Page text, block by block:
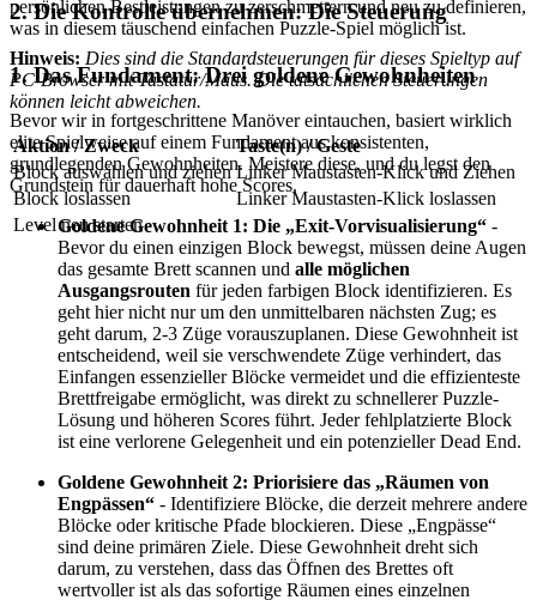
2. Die Kontrolle übernehmen: Die Steuerung
Hinweis: Dies sind die Standardsteuerungen für dieses Spieltyp auf
PC-Browser mit Tastatur/Maus. Die tatsächlichen Steuerungen
können leicht abweichen.
Aktion / Zweck
Taste(n) / Geste
Block auswählen und ziehen Linker Maustasten-Klick und Ziehen
Block loslassen
Linker Maustasten-Klick loslassen
Level neu starten
persönlichen Bestleistungen zu zerschmettern und neu zu definieren,
was in diesem täuschend einfachen Puzzle-Spiel möglich ist.
1. Das Fundament: Drei goldene Gewohnheiten
Bevor wir in fortgeschrittene Manöver eintauchen, basiert wirklich
elite Spielweise auf einem Fundament aus konsistenten,
grundlegenden Gewohnheiten. Meistere diese, und du legst den
Grundstein für dauerhaft hohe Scores.
Goldene Gewohnheit 1: Die „Exit-Vorvisualisierung“ -
Bevor du einen einzigen Block bewegst, müssen deine Augen
das gesamte Brett scannen und alle möglichen
Ausgangsrouten für jeden farbigen Block identifizieren. Es
geht hier nicht nur um den unmittelbaren nächsten Zug; es
geht darum, 2-3 Züge vorauszuplanen. Diese Gewohnheit ist
entscheidend, weil sie verschwendete Züge verhindert, das
Einfangen essenzieller Blöcke vermeidet und die effizienteste
Brettfreigabe ermöglicht, was direkt zu schnellerer Puzzle-
Lösung und höheren Scores führt. Jeder fehlplatzierte Block
ist eine verlorene Gelegenheit und ein potenzieller Dead End.
Goldene Gewohnheit 2: Priorisiere das „Räumen von
Engpässen“ - Identifiziere Blöcke, die derzeit mehrere andere
Blöcke oder kritische Pfade blockieren. Diese „Engpässe“
sind deine primären Ziele. Diese Gewohnheit dreht sich
darum, zu verstehen, dass das Öffnen des Brettes oft
wertvoller ist als das sofortige Räumen eines einzelnen